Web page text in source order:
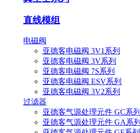
直线模组
电磁阀
亚德客电磁阀 3V1系列
亚德客电磁阀 3V系列
亚德客电磁阀 7S系列
亚德客电磁阀 ESV系列
亚德客电磁阀 3V2系列
过滤器
亚德客气源处理元件 GC系列
亚德客气源处理元件 GA系列